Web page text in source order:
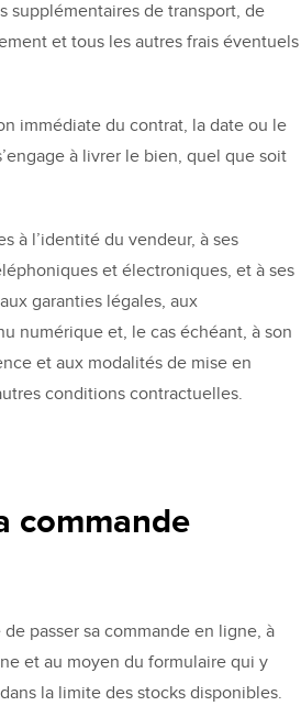
supplémentaires de transport, de
et tous les autres frais éventuels
immédiate du contrat, la date ou le
à livrer le bien, quel que soit
à l’identité du vendeur, à ses
et électroniques, et à ses
garanties légales, aux
numérique et, le cas échéant, à son
et aux modalités de mise en
conditions contractuelles.
commande
de passer sa commande en ligne, à
et au moyen du formulaire qui y
la limite des stocks disponibles.